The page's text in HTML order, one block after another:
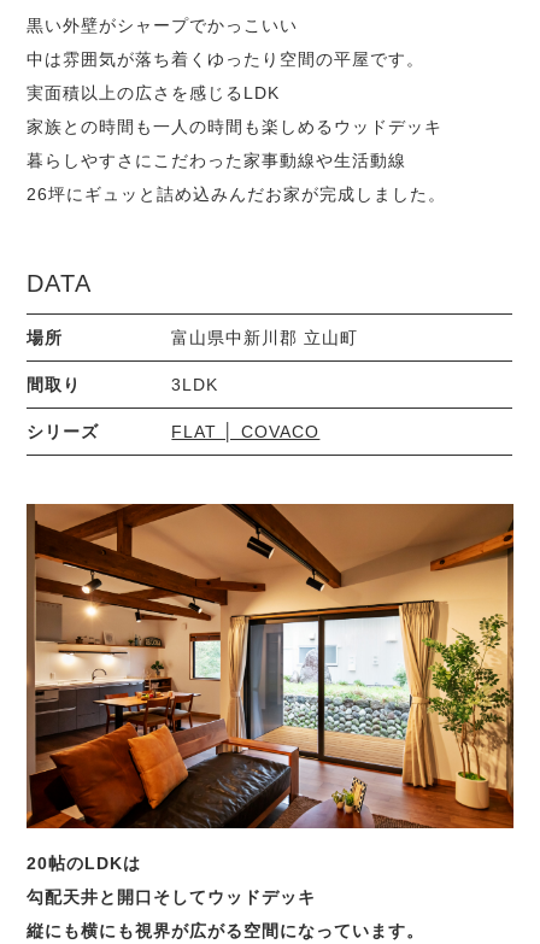
黒い外壁がシャープでかっこいい
中は雰囲気が落ち着くゆったり空間の平屋です。
実面積以上の広さを感じるLDK
家族との時間も一人の時間も楽しめるウッドデッキ
暮らしやすさにこだわった家事動線や生活動線
26坪にギュッと詰め込みんだお家が完成しました。
DATA
場所 富山県中新川郡 立山町
間取り 3LDK
シリーズ FLAT │ COVACO
20帖のLDKは
勾配天井と開口そしてウッドデッキ
縦にも横にも視界が広がる空間になっています。